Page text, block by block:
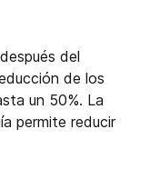
del
de los
un 50%. La
permite reducir